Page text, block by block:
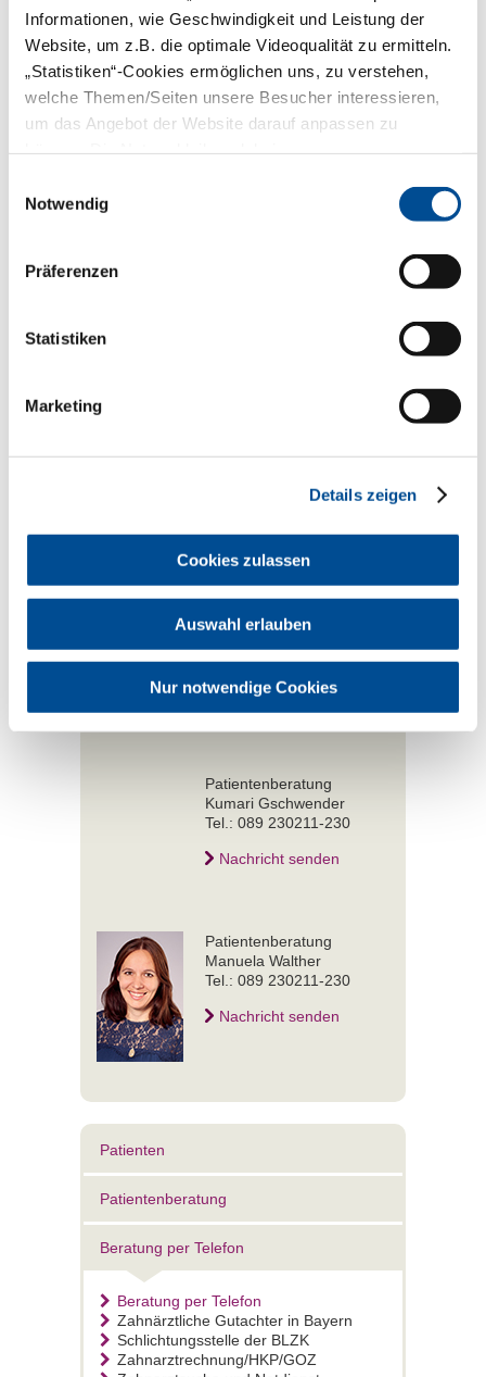
Informationen, wie Geschwindigkeit und Leistung der
Website, um z.B. die optimale Videoqualität zu ermitteln.
„Statistiken“-Cookies ermöglichen uns, zu verstehen,
welche Themen/Seiten unsere Besucher interessieren,
um das Angebot der Website darauf anpassen zu
Notwendig
Präferenzen
Statistiken
Marketing
Details zeigen
Cookies zulassen
Auswahl erlauben
Nur notwendige Cookies
Allgemeine Rechtsfragen rund um die
Zahnbehandlung
Beratungszeiten
Montag bis Donnerstag von 9.00 bis
12.00 Uhr
Freitag von 9.00 bis 11.00 Uhr
Patientenberatung
Für die Beratungstätigkeit der
Ansprechpartner
Patientenberatung
Daryna Tkachenko
Tel.: 089 230211-362
Nachricht senden
Patientenberatung
Kumari Gschwender
Tel.: 089 230211-230
Nachricht senden
Patientenberatung
Manuela Walther
Tel.: 089 230211-230
Nachricht senden
Patienten
Patientenberatung
Beratung per Telefon
Beratung per Telefon
Zahnärztliche Gutachter in Bayern
Schlichtungsstelle der BLZK
Zahnarztrechnung/HKP/GOZ